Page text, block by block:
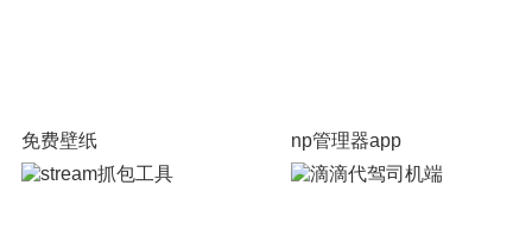
免费壁纸 np管理器app